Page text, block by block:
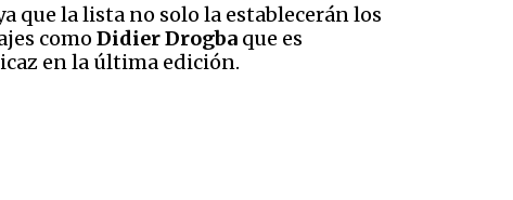
que la lista no solo la establecerán los
como Didier Drogba que es
en la última edición.